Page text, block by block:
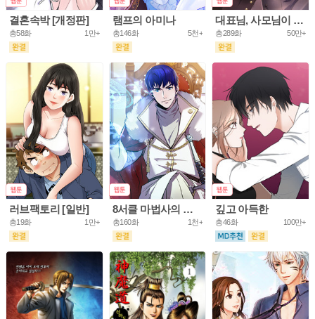
결혼속박 [개정판]
총58화 1만+
램프의 아미나
총146화 5천+
대표님, 사모님이 도망가요
총289화 50만+
러브팩토리 [일반]
총19화 1만+
8서클 마법사의 환생
총160화 1천+
깊고 아득한
총46화 100만+